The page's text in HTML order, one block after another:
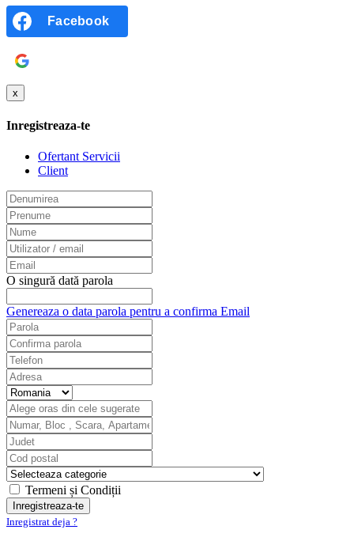
Facebook
x
Inregistreaza-te
Ofertant Servicii
Client
O singură dată parola
Genereaza o data parola pentru a confirma Email
Termeni și Condiții
Inregistrat deja ?